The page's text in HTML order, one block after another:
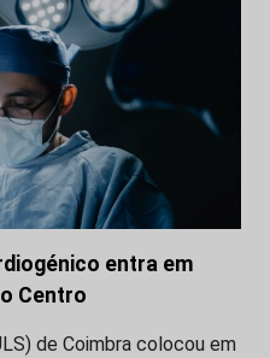
entra em
Centro
de Coimbra colocou em